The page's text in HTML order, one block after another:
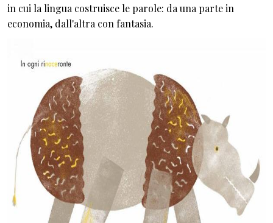
in cui la lingua costruisce le parole: da una parte in
economia, dall'altra con fantasia.